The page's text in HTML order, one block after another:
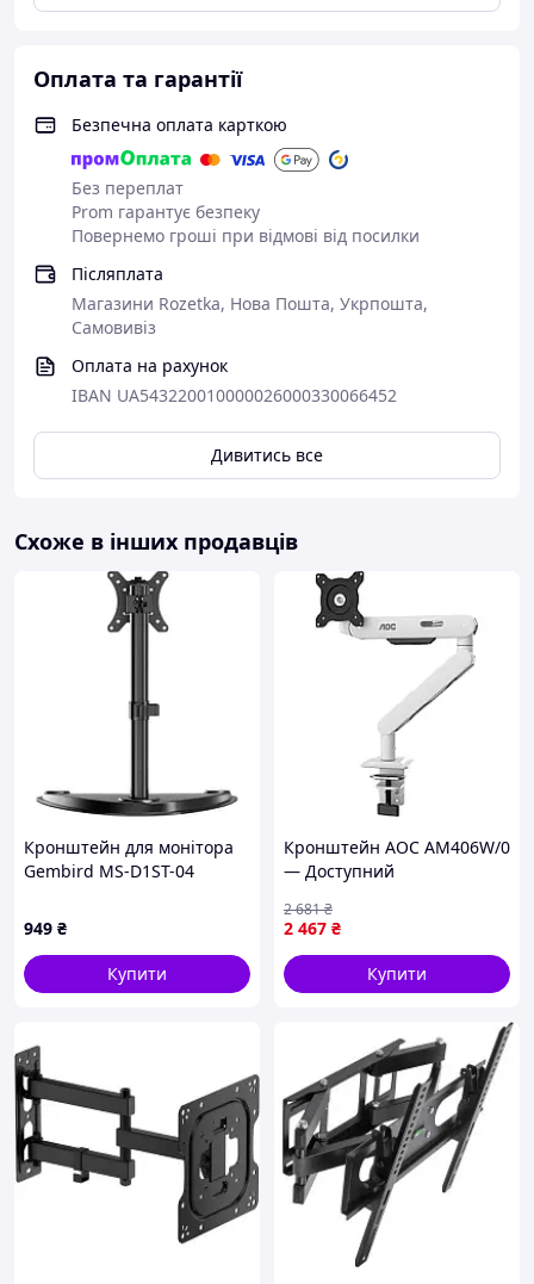
Оплата та гарантії
Безпечна оплата карткою
Без переплат
Prom гарантує безпеку
Повернемо гроші при відмові від посилки
Післяплата
Магазини Rozetka, Нова Пошта, Укрпошта,
Самовивіз
Оплата на рахунок
IBAN UA543220010000026000330066452
Дивитись все
Схоже в інших продавців
Кронштейн для монітора
Gembird MS-D1ST-04
949 ₴
Купити
Кронштейн AOC AM406W/0
— Доступний
2 467 ₴
2 681₴
Купити